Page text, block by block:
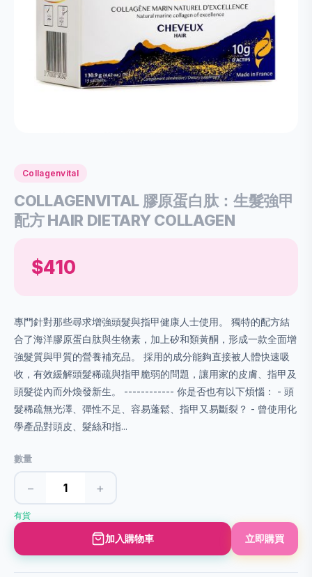
Collagenvital
COLLAGENVITAL 膠原蛋白肽：生髮強甲
配方 HAIR DIETARY COLLAGEN
$410
專門針對那些尋求增強頭髮與指甲健康人士使用。 獨特的配方結
合了海洋膠原蛋白肽與生物素，加上矽和類黃酮，形成一款全面增
強髮質與甲質的營養補充品。 採用的成分能夠直接被人體快速吸
收，有效緩解頭髮稀疏與指甲脆弱的問題，讓用家的皮膚、指甲及
頭髮從內而外煥發新生。 ------------ 你是否也有以下煩惱： - 頭
髮稀疏無光澤、彈性不足、容易蓬鬆、指甲又易斷裂？ - 曾使用化
學產品對頭皮、髮絲和指...
數量
− +
有貨
加入購物車 立即購買